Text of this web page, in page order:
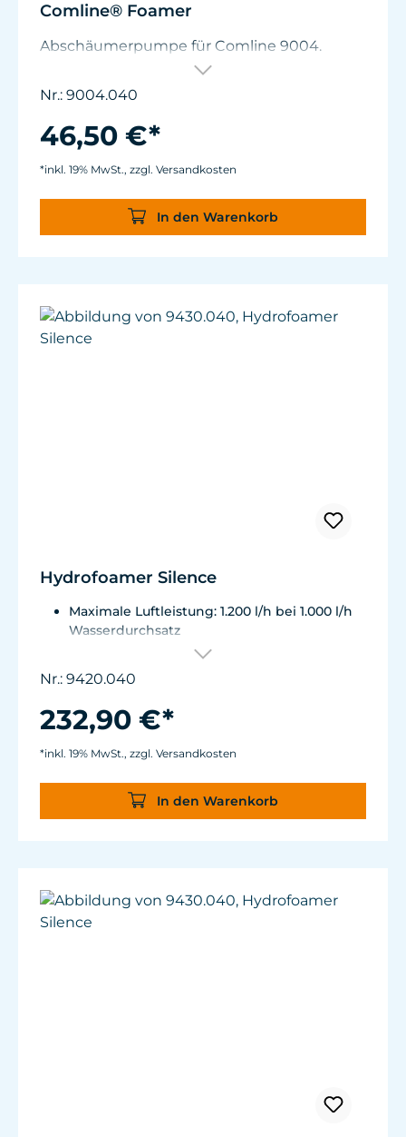
Comline® Foamer
Abschäumerpumpe für Comline 9004.
Nr.: 9004.040
46,50 €*
*inkl. 19% MwSt., zzgl. Versandkosten
In den Warenkorb
Hydrofoamer Silence
Maximale Luftleistung: 1.200 l/h bei 1.000 l/h
Wasserdurchsatz
Energieverbrauch: 15 W bei 1.200 l/h
Ausgestattet mit Muffe und Schalldämpfer
Netzanschluß: 230V/50Hz (115V/60Hz) Kabel 2
m
Nr.: 9420.040
232,90 €*
*inkl. 19% MwSt., zzgl. Versandkosten
In den Warenkorb